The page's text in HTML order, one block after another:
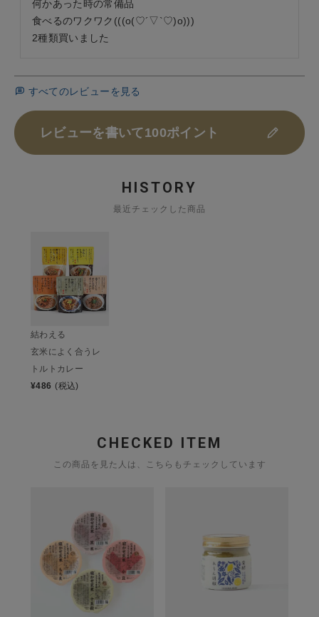
何かあった時の常備品
食べるのワクワク(((o(♡´▽`♡)o)))
2種類買いました
すべてのレビューを見る
レビューを書いて100ポイント
HISTORY
最近チェックした商品
結わえる
玄米によく合うレ
トルトカレー
¥486 (税込)
CHECKED ITEM
この商品を見た人は、こちらもチェックしています